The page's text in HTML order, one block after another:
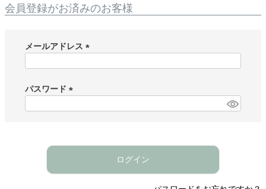
会員登録がお済みのお客様
メールアドレス
)
パスワード
ログイン